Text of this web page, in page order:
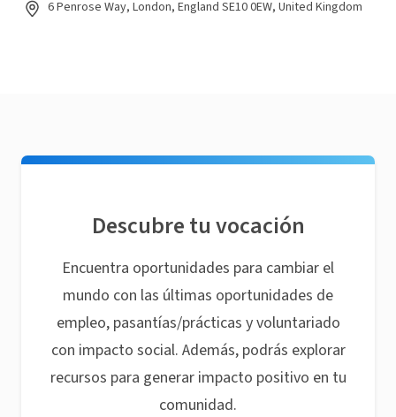
6 Penrose Way, London, England SE10 0EW, United Kingdom
Descubre tu vocación
Encuentra oportunidades para cambiar el
mundo con las últimas oportunidades de
empleo, pasantías/prácticas y voluntariado
con impacto social. Además, podrás explorar
recursos para generar impacto positivo en tu
comunidad.